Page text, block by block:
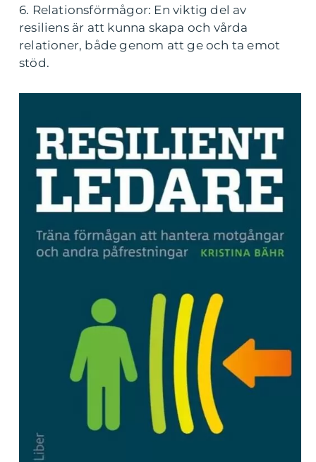
6. Relationsförmågor: En viktig del av
resiliens är att kunna skapa och vårda
relationer, både genom att ge och ta emot
stöd.